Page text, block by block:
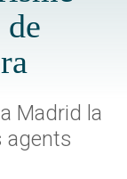
Madrid la
agents